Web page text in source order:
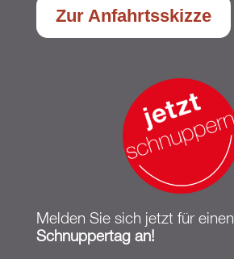
Zur Anfahrtsskizze
Melden Sie sich jetzt für einen
Schnuppertag an!